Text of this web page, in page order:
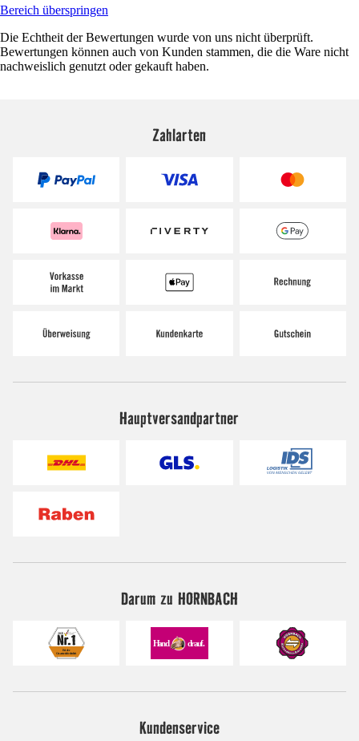
Bereich überspringen
Die Echtheit der Bewertungen wurde von uns nicht überprüft.
Bewertungen können auch von Kunden stammen, die die Ware nicht
nachweislich genutzt oder gekauft haben.
Zahlarten
Hauptversandpartner
Darum zu HORNBACH
Kundenservice